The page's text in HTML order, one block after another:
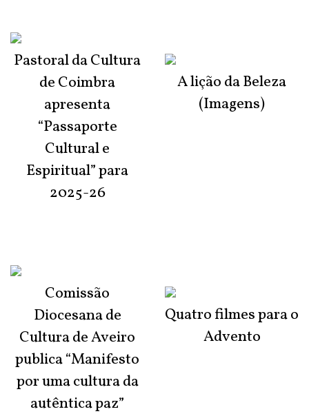
Pastoral da Cultura
de Coimbra
apresenta
“Passaporte
Cultural e
Espiritual” para
2025-26
Comissão
Diocesana de
Cultura de Aveiro
publica “Manifesto
por uma cultura da
autêntica paz”
A lição da Beleza
(Imagens)
Quatro filmes para o
Advento